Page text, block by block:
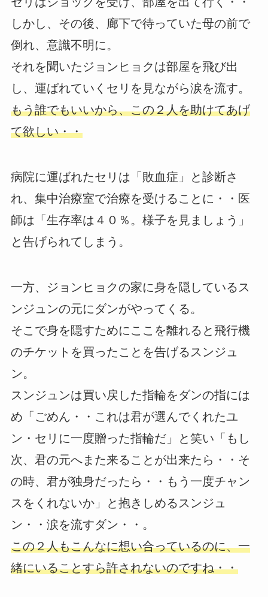
しかし、その後、廊下で待っていた母の前で
倒れ、意識不明に。
それを聞いたジョンヒョクは部屋を飛び出
し、運ばれていくセリを見ながら涙を流す。
もう誰でもいいから、この２人を助けてあげ
て欲しい・・
病院に運ばれたセリは「敗血症」と診断さ
れ、集中治療室で治療を受けることに・・医
師は「生存率は４０％。様子を見ましょう」
と告げられてしまう。
一方、ジョンヒョクの家に身を隠しているス
ンジュンの元にダンがやってくる。
そこで身を隠すためにここを離れると飛行機
のチケットを買ったことを告げるスンジュ
ン。
スンジュンは買い戻した指輪をダンの指には
め「ごめん・・これは君が選んでくれたユ
ン・セリに一度贈った指輪だ」と笑い「もし
次、君の元へまた来ることが出来たら・・そ
の時、君が独身だったら・・もう一度チャン
スをくれないか」と抱きしめるスンジュ
ン・・涙を流すダン・・。
この２人もこんなに想い合っているのに、一
緒にいることすら許されないのですね・・